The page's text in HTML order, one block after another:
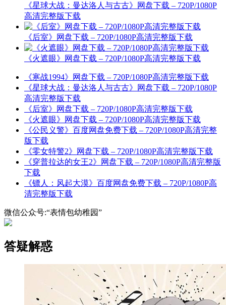
《星球大战：曼达洛人与古古》网盘下载 – 720P/1080P
高清完整版下载
《后室》网盘下载 – 720P/1080P高清完整版下载
《火遮眼》网盘下载 – 720P/1080P高清完整版下载
《寒战1994》网盘下载 – 720P/1080P高清完整版下载
《星球大战：曼达洛人与古古》网盘下载 – 720P/1080P
高清完整版下载
《后室》网盘下载 – 720P/1080P高清完整版下载
《火遮眼》网盘下载 – 720P/1080P高清完整版下载
《公民义警》百度网盘免费下载 – 720P/1080P高清完整
版下载
《零女特警2》网盘下载 – 720P/1080P高清完整版下载
《穿普拉达的女王2》网盘下载 – 720P/1080P高清完整版
下载
《镖人：风起大漠》百度网盘免费下载 – 720P/1080P高
清完整版下载
微信公众号:“表情包幼稚园”
答疑解惑